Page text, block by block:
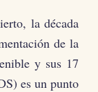
la década
de la
y sus 17
es un punto